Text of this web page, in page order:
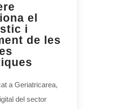
el
i
de les
a Geriatricarea,
del sector